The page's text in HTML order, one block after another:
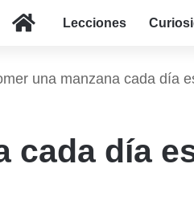
InicioLecciones
una manzana cada día
cada día